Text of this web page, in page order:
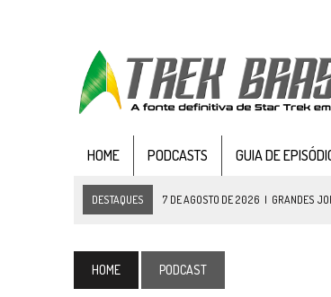
HOME PODCASTS GUIA DE
DESTAQUES 7 DE AGOSTO DE 2026 | GRANDES
5 DE AGOSTO DE 2026 | BALDE DO ODO #122
HOME PODCAST